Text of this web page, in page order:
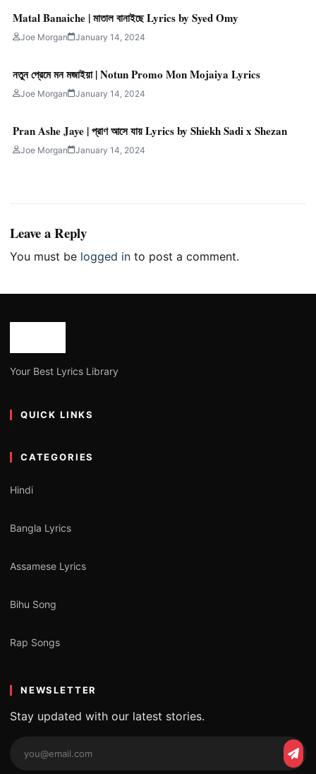
Matal Banaiche | মাতাল বানাইছে Lyrics by Syed Omy
Joe Morgan January 14, 2024
নতুন প্রেমে মন মজাইয়া | Notun Promo Mon Mojaiya Lyrics
Joe Morgan January 14, 2024
Pran Ashe Jaye | প্রাণ আসে যায় Lyrics by Shiekh Sadi x Shezan
Joe Morgan January 14, 2024
Leave a Reply
You must be logged in to post a comment.
Your Best Lyrics Library
QUICK LINKS
CATEGORIES
Hindi
Bangla Lyrics
Assamese Lyrics
Bihu Song
Rap Songs
NEWSLETTER
Stay updated with our latest stories.